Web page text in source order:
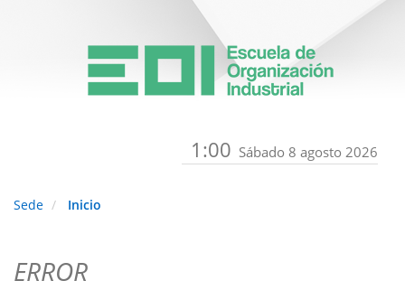
1:00 Sábado 8 agosto 2026
Sede Inicio
ERROR